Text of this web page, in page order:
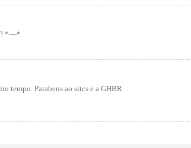
*—*
tempo. Parabens ao sitcs e a GHBR.